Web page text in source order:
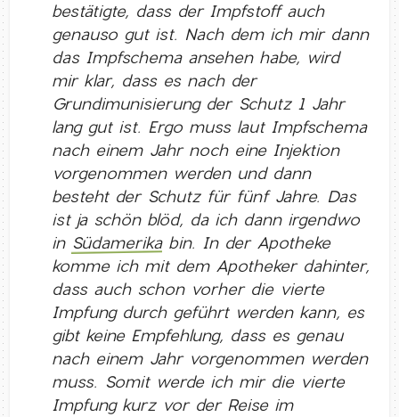
bestätigte, dass der Impfstoff auch
genauso gut ist. Nach dem ich mir dann
das Impfschema ansehen habe, wird
mir klar, dass es nach der
Grundimunisierung der Schutz 1 Jahr
lang gut ist. Ergo muss laut Impfschema
nach einem Jahr noch eine Injektion
vorgenommen werden und dann
besteht der Schutz für fünf Jahre. Das
ist ja schön blöd, da ich dann irgendwo
in Südamerikabin. In der Apotheke
komme ich mit dem Apotheker dahinter,
dass auch schon vorher die vierte
Impfung durch geführt werden kann, es
gibt keine Empfehlung, dass es genau
nach einem Jahr vorgenommen werden
muss. Somit werde ich mir die vierte
Impfung kurz vor der Reise im